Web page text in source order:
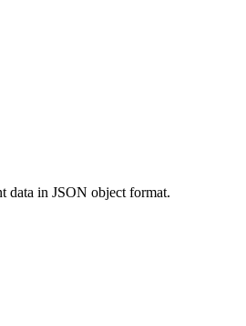
data in JSON object format.